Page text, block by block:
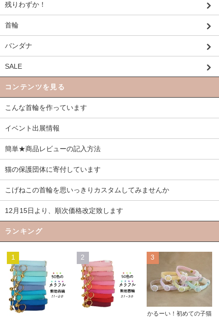
残りわずか！
首輪
バンダナ
SALE
コンテンツを見る
こんな首輪を作っています
イベント出展情報
簡単★商品レビューの記入方法
猫の保護団体に寄付しています
こげねこの首輪を思いっきりカスタムしてみませんか
12月15日より、順次価格改定致します
ランキング
1 2 3
かるーい！初めての子猫